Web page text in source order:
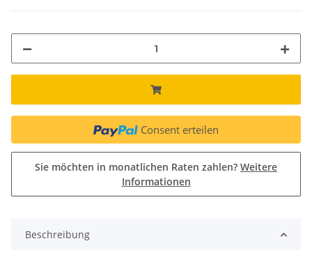
Consent erteilen
Sie möchten in monatlichen Raten zahlen? Weitere
Informationen
Beschreibung